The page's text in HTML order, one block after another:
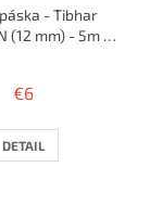
- Tibhar
/
€6
DETAIL